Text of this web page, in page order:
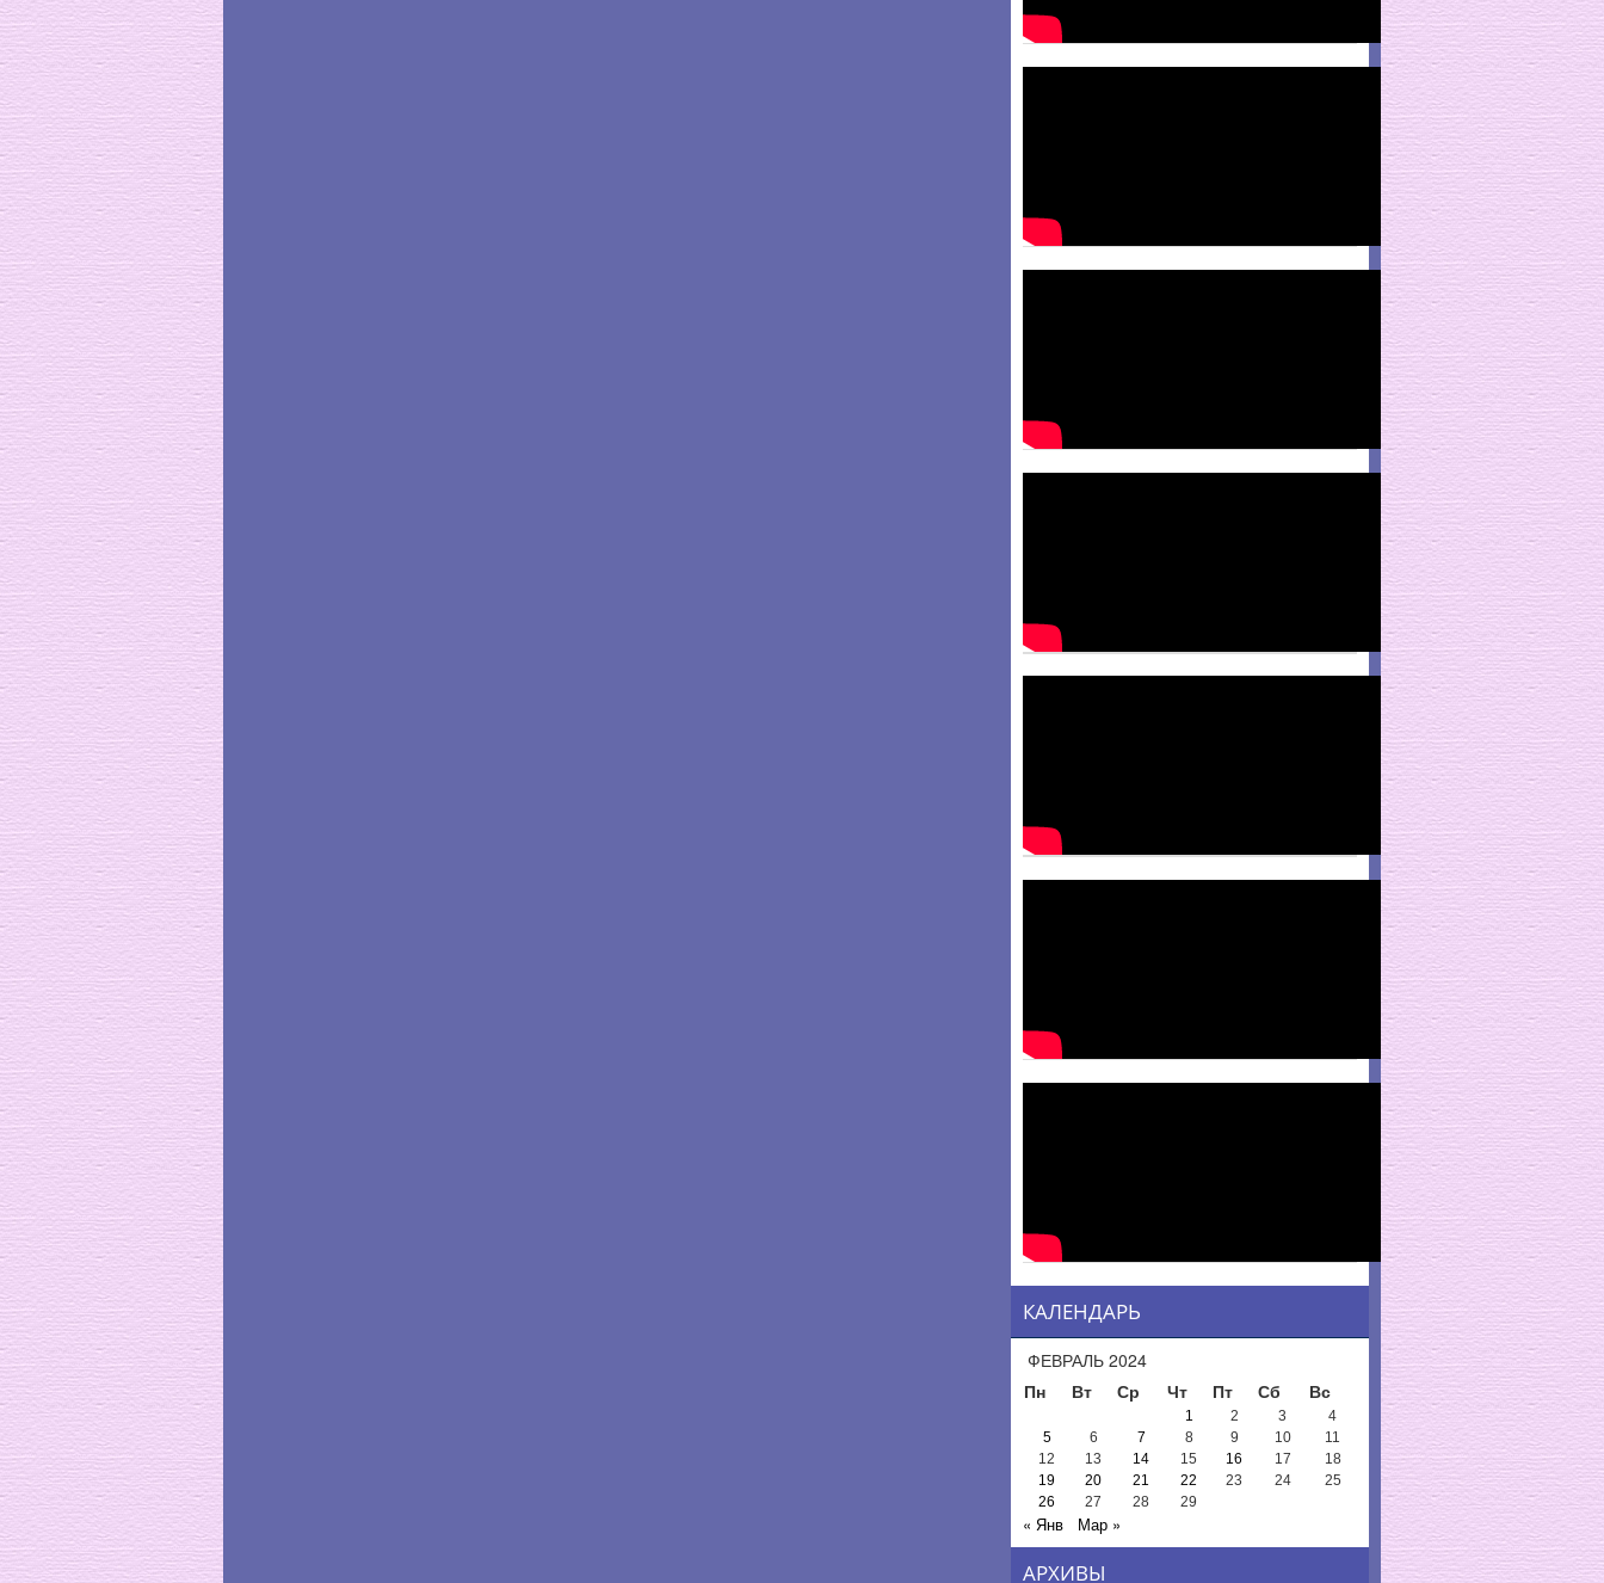
КАЛЕНДАРЬ
ФЕВРАЛЬ 2024
Пн
Вт Ср Чт Пт Сб Вс
1 2 3
4
5
6 7 8 9 10
11
12
13 14 15 16 17
18
19
20 21 22 23 24
25
26
27 28 29
« Янв Мар »
АРХИВЫ